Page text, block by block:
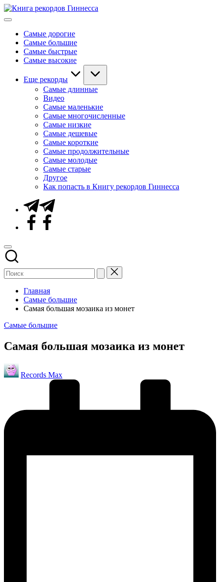
Перейти
к
Мировые
ГиннессаСамые дорогие
Самые большие
Самые быстрые
Самые высокие
Еще рекорды
Самые длинные
Видео
Самые маленькие
Самые многочисленные
Самые низкие
Самые дешевые
Самые короткие
Самые продолжительные
Самые молодые
Самые старые
Другое
Как попасть в Книгу рекордов Гиннесса
Telegram
Facebook
Главная
Самые большие
Самая большая мозаика из монет
Опубликовано
Самые большие
Самая большая мозаика из монет
Запись
от
Records Max